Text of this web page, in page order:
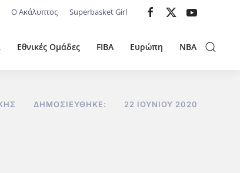
Ο Ακάλυπτος Superbasket Girl
Εθνικές Ομάδες FIBA Ευρώπη NBA
ΔΗΜΟΣΙΕΎΘΗΚΕ: 22 ΙΟΥΝΊΟΥ 2020